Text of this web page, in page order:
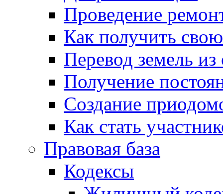
Проведение
Как получить
Перевод земель
Получение
Создание
Как стать
Правовая база
Кодексы